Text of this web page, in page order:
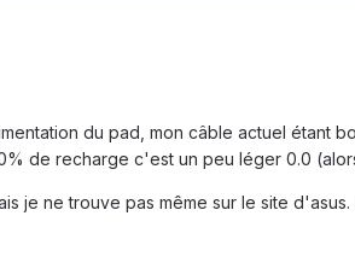
du pad, mon câble actuel étant
de recharge c'est un peu léger 0.0
je ne trouve pas même sur le site